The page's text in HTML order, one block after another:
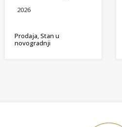
2026
Prodaja, Stan u
novogradnji